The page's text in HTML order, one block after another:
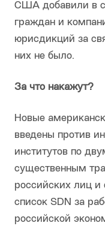
США добавили в
граждан и
юрисдикций за
них не было.
За что накажут?
Новые
введены против
институтов по
существенным
российских лиц и
список SDN за
российской